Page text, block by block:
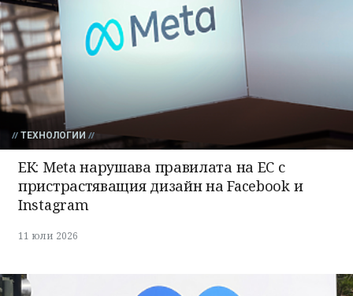
ТЕХНОЛОГИИ
ЕК: Meta нарушава правилата на ЕС с
пристрастяващия дизайн на Facebook и
Instagram
11 юли 2026